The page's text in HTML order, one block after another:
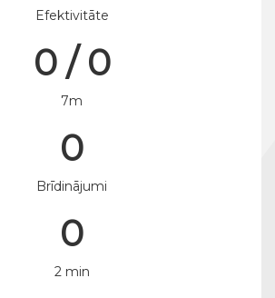
Efektivitāte
0 / 0
7m
0
Brīdinājumi
0
2 min